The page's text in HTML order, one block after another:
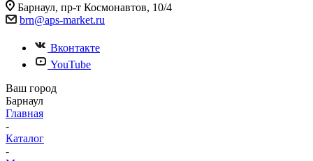
Барнаул, пр-т Космонавтов, 10/4
brn@aps-market.ru
Вконтакте
YouTube
Ваш город
Барнаул
Главная
-
Каталог
-